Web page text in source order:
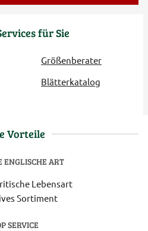
für Sie
Größenberater
Blätterkatalog
Vorteile
ENGLISCHE ART
Lebensart
Sortiment
SERVICE